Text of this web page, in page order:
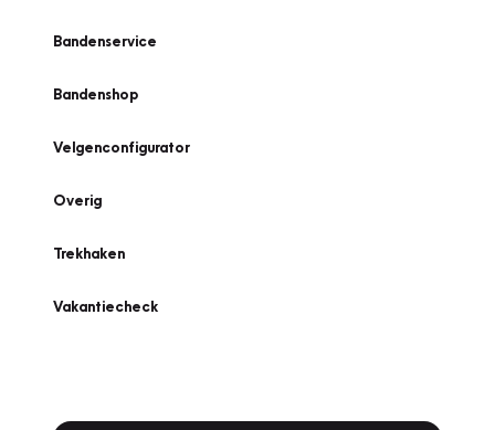
Bandenservice
Bandenshop
Velgenconfigurator
Overig
Trekhaken
Vakantiecheck